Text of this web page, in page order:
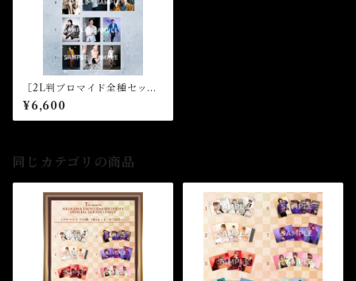
［2L判ブロマイド全種セッ
ト］★芸能21周年
¥6,600
同じカテゴリの商品